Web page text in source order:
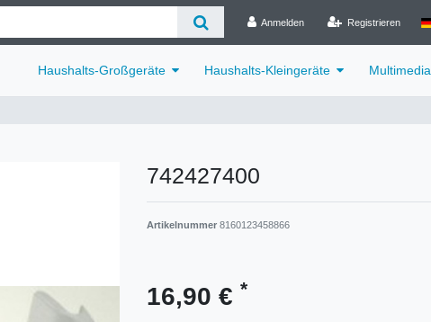
Anmelden Registrieren
Haushalts-Großgeräte Haushalts-Kleingeräte Multimedia
742427400
Artikelnummer 8160123458866
16,90 € *